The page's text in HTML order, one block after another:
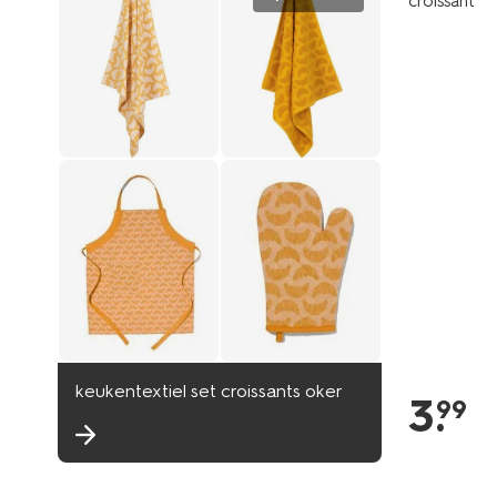
keukentextiel set croissants oker 3.
99